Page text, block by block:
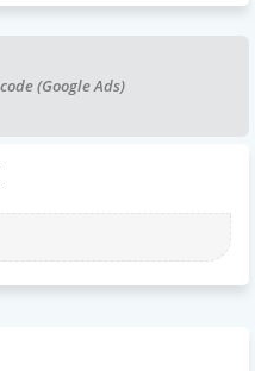
(Google Ads)